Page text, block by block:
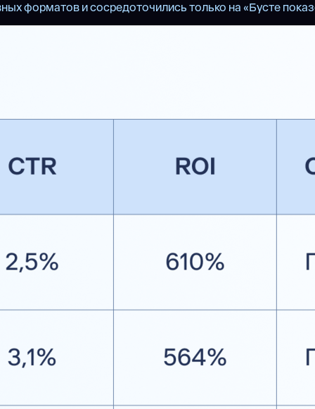
форматов и сосредоточились только на «Бусте